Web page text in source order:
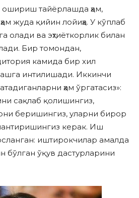
тайёрлашда ҳам,
жуда қийин лойиҳа. У кўплаб
олади ва эҳтиёткорлик билан
Бир томондан,
камида бир хил
интилишади. Иккинчи
ҳам ўргатасиз»:
сақлаб қолишингиз,
беришингиз, уларни бирор
керак. Иш
иштирокчилар амалда
бўлган ўқув дастурларини